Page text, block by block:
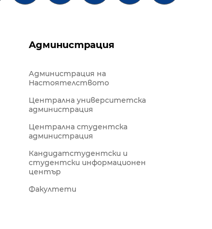
Администрация
Администрация на
Настоятелството
Централна университетска
администрация
Централна студентска
администрация
Кандидатстудентски и
студентски информационен
център
Факултети